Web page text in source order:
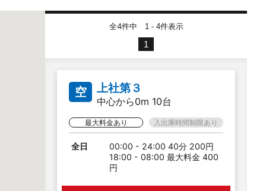
全4件中 1 - 4件表示
1
空 上社第３
中心から0m 10台
最大料金あり 入出庫時間制限あり
全日
00:00 - 24:00 40分 200円
18:00 - 08:00 最大料金 400
円